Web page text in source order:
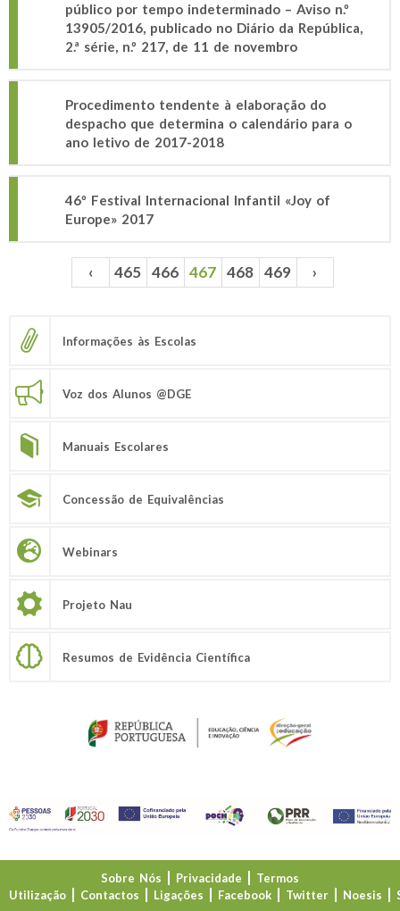
público por tempo indeterminado – Aviso n.º
13905/2016, publicado no Diário da República,
2.ª série, n.º 217, de 11 de novembro
Procedimento tendente à elaboração do
despacho que determina o calendário para o
ano letivo de 2017-2018
46º Festival Internacional Infantil «Joy of
Europe» 2017
Páginas ‹ 465 466 467 468 469 ›
Informações às Escolas
Voz dos Alunos @DGE
Manuais Escolares
Concessão de Equivalências
Webinars
Projeto Nau
Resumos de Evidência Científica
Sobre Nós Privacidade
Termos
Utilização
Contactos Ligações Facebook Twitter Noesis